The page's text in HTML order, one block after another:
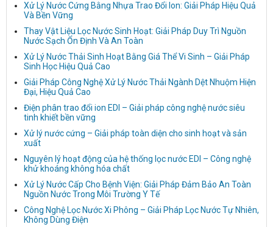
Xử Lý Nước Cứng Bằng Nhựa Trao Đổi Ion: Giải Pháp Hiệu Quả
Và Bền Vững
Thay Vật Liệu Lọc Nước Sinh Hoạt: Giải Pháp Duy Trì Nguồn
Nước Sạch Ổn Định Và An Toàn
Xử Lý Nước Thải Sinh Hoạt Bằng Giá Thể Vi Sinh – Giải Pháp
Sinh Học Hiệu Quả Cao
Giải Pháp Công Nghệ Xử Lý Nước Thải Ngành Dệt Nhuộm Hiện
Đại, Hiệu Quả Cao
Điện phân trao đổi ion EDI – Giải pháp công nghệ nước siêu
tinh khiết bền vững
Xử lý nước cứng – Giải pháp toàn diện cho sinh hoạt và sản
xuất
Nguyên lý hoạt động của hệ thống lọc nước EDI – Công nghệ
khử khoáng không hóa chất
Xử Lý Nước Cấp Cho Bệnh Viện: Giải Pháp Đảm Bảo An Toàn
Nguồn Nước Trong Môi Trường Y Tế
Công Nghệ Lọc Nước Xi Phông – Giải Pháp Lọc Nước Tự Nhiên,
Không Dùng Điện